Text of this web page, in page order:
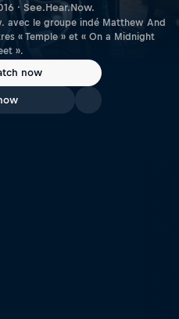
· See.Hear.Now.
avec le groupe indé Matthew And
« Temple » et « On a Midnight
».
now